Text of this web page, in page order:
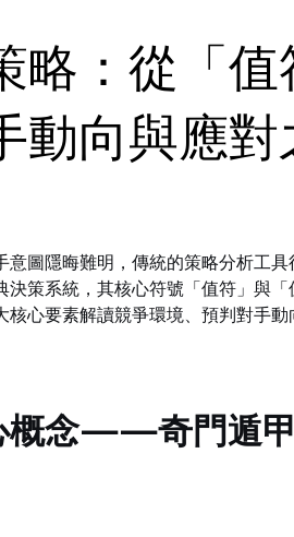
略：從「值
動向與應對
圖隱晦難明，傳統的策略分析工
策系統，其核心符號「值符」與
心要素解讀競爭環境、預判對手
概念——奇門遁